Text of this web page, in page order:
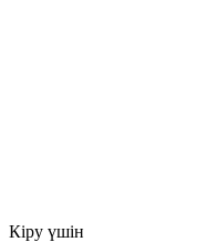
Кіру үшін